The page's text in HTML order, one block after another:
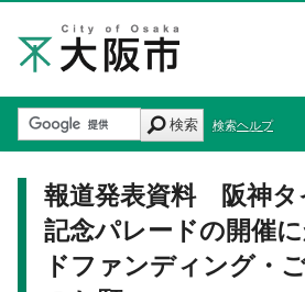
検索 検索ヘルプ
報道発表資料 阪神タ
記念パレードの開催
ドファンディング・